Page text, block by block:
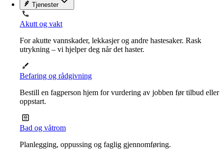
Tjenester
Akutt og vakt
For akutte vannskader, lekkasjer og andre hastesaker. Rask
utrykning – vi hjelper deg når det haster.
Befaring og rådgivning
Bestill en fagperson hjem for vurdering av jobben før tilbud eller
oppstart.
Bad og våtrom
Planlegging, oppussing og faglig gjennomføring.